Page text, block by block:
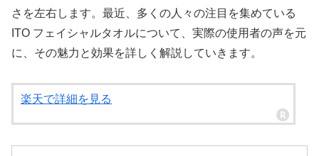
さを左右します。最近、多くの人々の注目を集めている
ITO フェイシャルタオルについて、実際の使用者の声を元
に、その魅力と効果を詳しく解説していきます。
楽天で詳細を見る